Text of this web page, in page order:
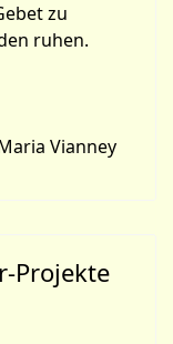
zu
ruhen.
Vianney
Projekte